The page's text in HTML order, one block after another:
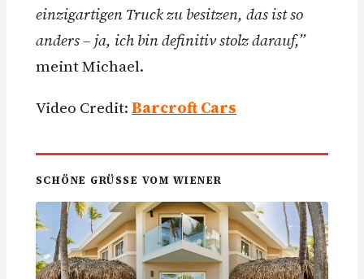
einzigartigen Truck zu besitzen, das ist so
anders – ja, ich bin definitiv stolz darauf,”
meint Michael.
Video Credit:Barcroft Cars
SCHÖNE GRÜSSE VOM WIENER